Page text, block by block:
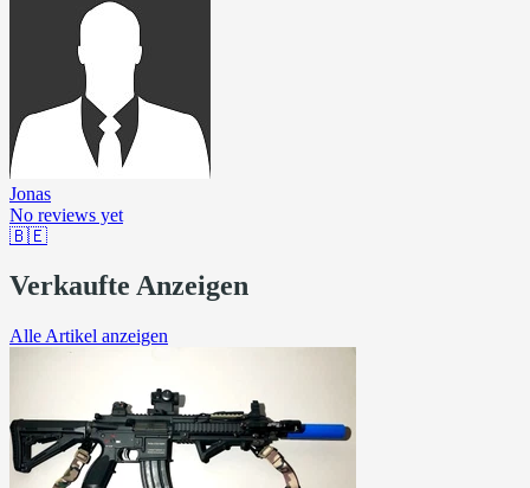
Jonas
No reviews yet
🇧🇪
Verkaufte Anzeigen
Alle Artikel anzeigen